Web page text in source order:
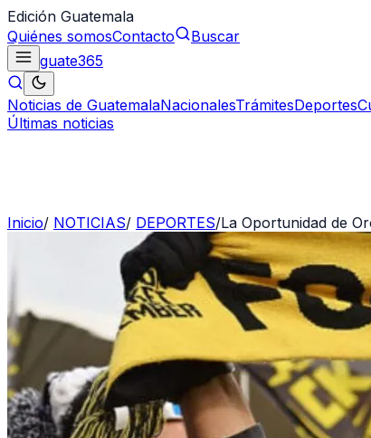
Edición Guatemala
Quiénes somosContacto
Buscar
guate365
Noticias de GuatemalaNacionalesTrámitesDeportes
Últimas noticias
Inicio/ NOTICIAS/ DEPORTES/La Oportunidad de